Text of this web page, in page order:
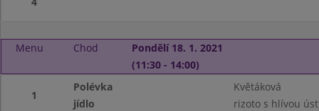
Menu Chod
Pondělí 18. 1. 2021
(11:30 - 14:00)
1
Polévka
Květáková
jídlo
rizoto s hlívou